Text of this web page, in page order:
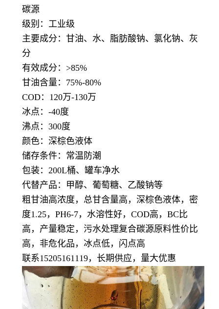
碳源
级别：工业级
主要成分：甘油、水、脂肪酸钠、氯化钠、灰
分
有效成分：>85%
甘油含量：75%-80%
COD：120万-130万
冰点：-40度
沸点：300度
颜色：深棕色液体
储存条件：常温防潮
包装：200L桶、罐车净水
代替产品：甲醇、葡萄糖、乙酸钠等
粗甘油高浓度，总甘含量高，深棕色液体，密
度1.25，PH6-7，水溶性好，COD高，BC比
高，产量稳定，污水处理复合碳源原料性价比
高，非危化品，冰点低，闪点高
联系15205161119，长期供应，量大优惠